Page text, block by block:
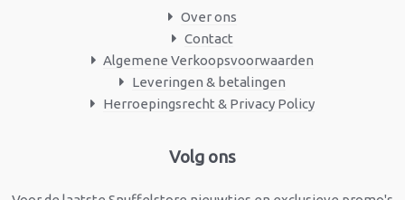
Over ons
Contact
Algemene Verkoopsvoorwaarden
Leveringen & betalingen
Herroepingsrecht & Privacy Policy
Volg ons
Facebook